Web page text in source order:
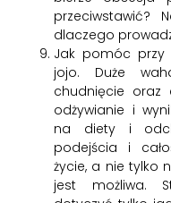
dlaczego
Jak pomóc przy
jojo. Duże
chudnięcie oraz
odżywianie i
na diety i
podejścia i
życie, a nie tylko
jest możliwa.